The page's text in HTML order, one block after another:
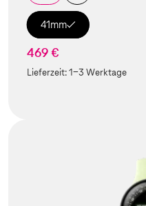
41mm
469 €
Lieferzeit:1-3 Werktage